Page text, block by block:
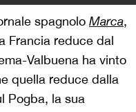
spagnolo Marca,
Francia reduce dal
Valbuena ha vinto
quella reduce dalla
Pogba, la sua